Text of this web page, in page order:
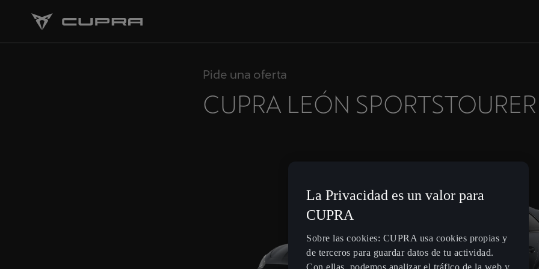
Pide una oferta
CUPRA LEÓN SPORTSTOURER
La Privacidad es un valor para
CUPRA
Sobre las cookies: CUPRA usa cookies propias y
de terceros para guardar datos de tu actividad.